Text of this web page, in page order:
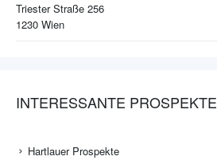
Triester Straße 256
1230 Wien
INTERESSANTE PROSPEKTE
Hartlauer Prospekte